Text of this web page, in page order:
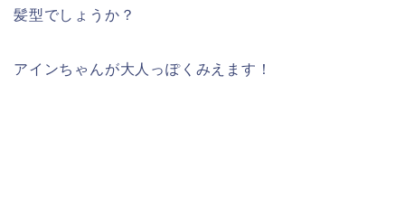
髪型でしょうか？
アインちゃんが大人っぽくみえます！